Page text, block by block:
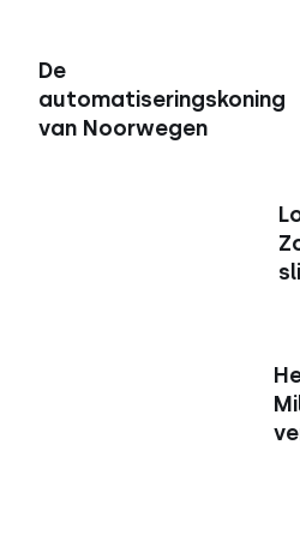
De
automatiseringskoning
van Noorwegen